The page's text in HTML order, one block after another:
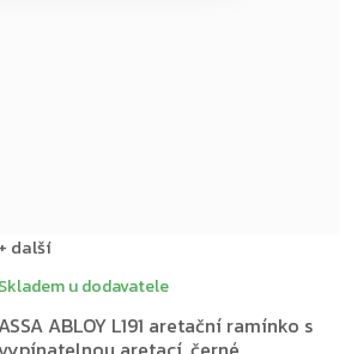
ASSA ABLOY L191 aretační ramínko s
Skladem u dodavatele
+ další